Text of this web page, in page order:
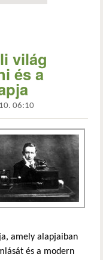
világ
és a
06:10
amely alapjaiban
és a modern